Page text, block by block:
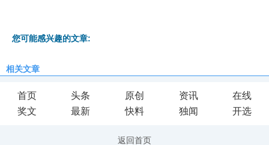
您可能感兴趣的文章:
相关文章
首页 头条 原创 资讯
在线
奖文
最新 快料 独闻 开选
返回首页